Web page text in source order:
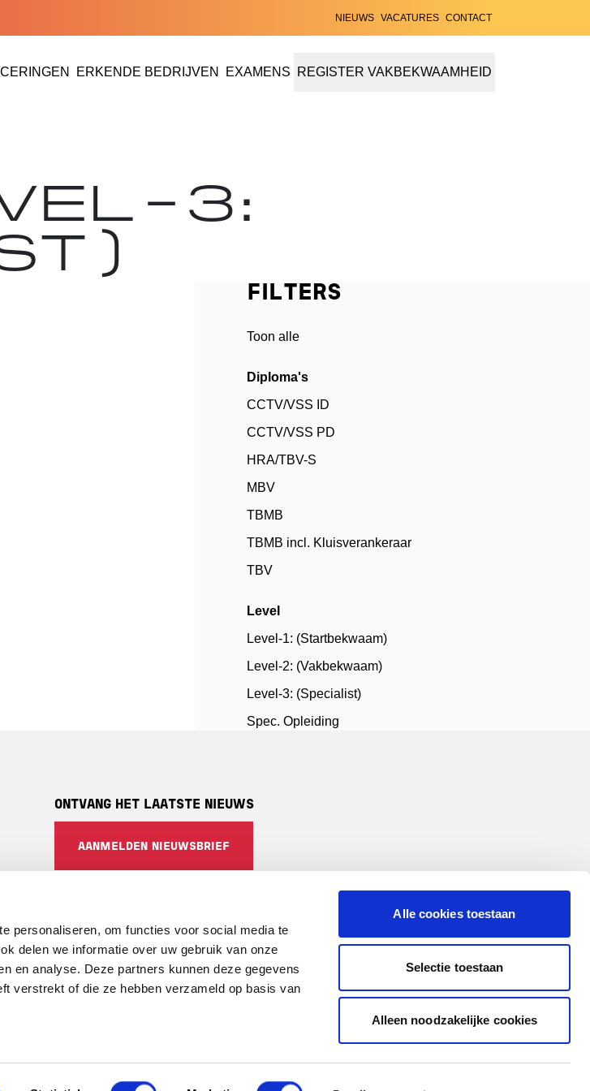
personaliseren, om functies voor social media te
delen we informatie over uw gebruik van onze
en analyse. Deze partners kunnen deze gegevens
verstrekt of die ze hebben verzameld op basis van
Alle cookies toestaan
Selectie toestaan
Alleen noodzakelijke cookies
NIEUWS VACATURES CONTACT
ERKENDE BEDRIJVEN
ERKENDE BEDRIJVEN EN CERTIFICERINGEN
EXAMENS REGISTER VAKBEKWAAMHEID
3:
FILTERS
Toon alle
Diploma's
CCTV/VSS ID
CCTV/VSS PD
HRA/TBV-S
MBV
TBMB
TBMB incl. Kluisverankeraar
TBV
Level
Level-1: (Startbekwaam)
Level-2: (Vakbekwaam)
Level-3: (Specialist)
Spec. Opleiding
ONTVANG HET LAATSTE NIEUWS
AANMELDEN NIEUWSBRIEF
LinkedIn